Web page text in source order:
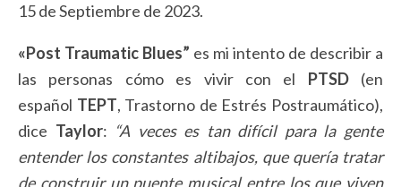
15 de Septiembre de 2023.
«Post Traumatic Blues” es mi intento de describir a
las personas cómo es vivir con el PTSD(en
español TEPT, Trastorno de Estrés Postraumático),
dice Taylor: “A veces es tan difícil para la gente
entender los constantes altibajos, que quería tratar
de construir un puente musical entre los que viven